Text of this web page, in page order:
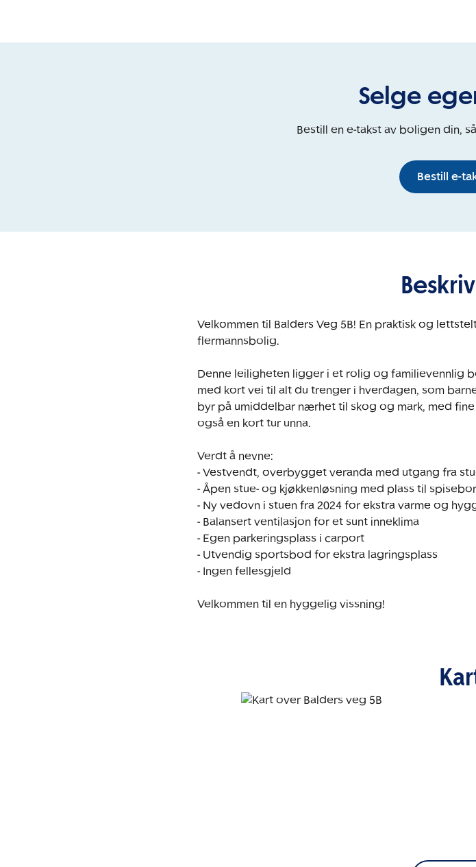
Selge
Bestill en e-takst av boligen din,
Bestill e-
Velkommen til Balders Veg 5B! En praktisk og
flermannsbolig.
Denne leiligheten ligger i et rolig og familievennlig
med kort vei til alt du trenger i hverdagen, som
byr på umiddelbar nærhet til skog og mark, med
også en kort tur unna.
Verdt å nevne:
- Vestvendt, overbygget veranda med utgang fra
- Åpen stue- og kjøkkenløsning med plass til
- Ny vedovn i stuen fra 2024 for ekstra varme og
- Balansert ventilasjon for et sunt inneklima
- Egen parkeringsplass i carport
- Utvendig sportsbod for ekstra lagringsplass
- Ingen fellesgjeld
Velkommen til en hyggelig vissning!